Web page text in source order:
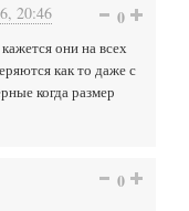
20:46 0
они на всех
как то даже с
когда размер
0